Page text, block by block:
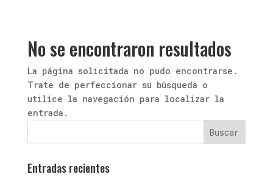
No se encontraron resultados
La página solicitada no pudo encontrarse.
Trate de perfeccionar su búsqueda o
utilice la navegación para localizar la
entrada.
Entradas recientes